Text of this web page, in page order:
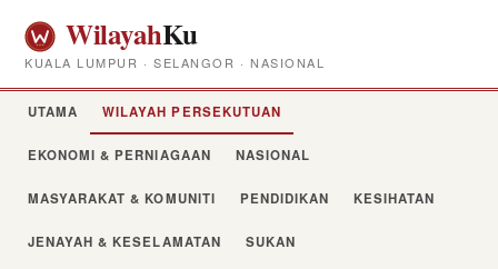
WilayahKu
KUALA LUMPUR · SELANGOR · NASIONAL
UTAMA WILAYAH PERSEKUTUAN
EKONOMI & PERNIAGAAN NASIONAL
MASYARAKAT & KOMUNITI PENDIDIKAN KESIHATAN
JENAYAH & KESELAMATAN SUKAN